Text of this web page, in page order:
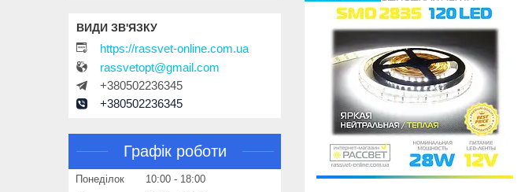
https://rassvet-online.com.ua
rassvetopt@gmail.com
+380502236345
+380502236345
Графік роботи
Понеділок 10:00
18:00